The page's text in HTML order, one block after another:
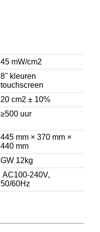
45 mW/cm2
8'' kleuren
touchscreen
20 cm2 ± 10%
≥500 uur
445 mm × 370 mm ×
440 mm
GW 12kg
AC100-240V,
50/60Hz